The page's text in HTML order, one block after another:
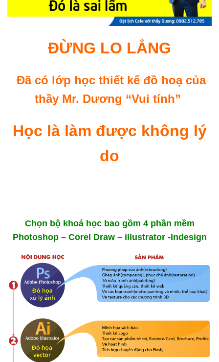
ĐỪNG LO LẮNG
Đã có lớp học thiết kế đồ hoạ của
thầy Mr. Dương “Vui tính”
Học là làm được không lý
do
Chọn bộ khoá học bao gồm 4 phần mềm
Photoshop – Corel Draw – illustrator -Indesign